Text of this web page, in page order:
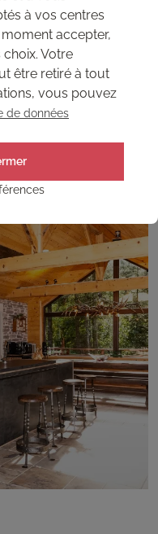
beauté grâce à nos
chaleureux pour y
à vos centres
accepter,
Votre
être retiré à tout
vous pouvez
de données